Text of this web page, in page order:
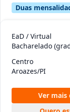
Duas
EaD / Virtual
Bacharelado
Centro
Aroazes/PI
Ver mais